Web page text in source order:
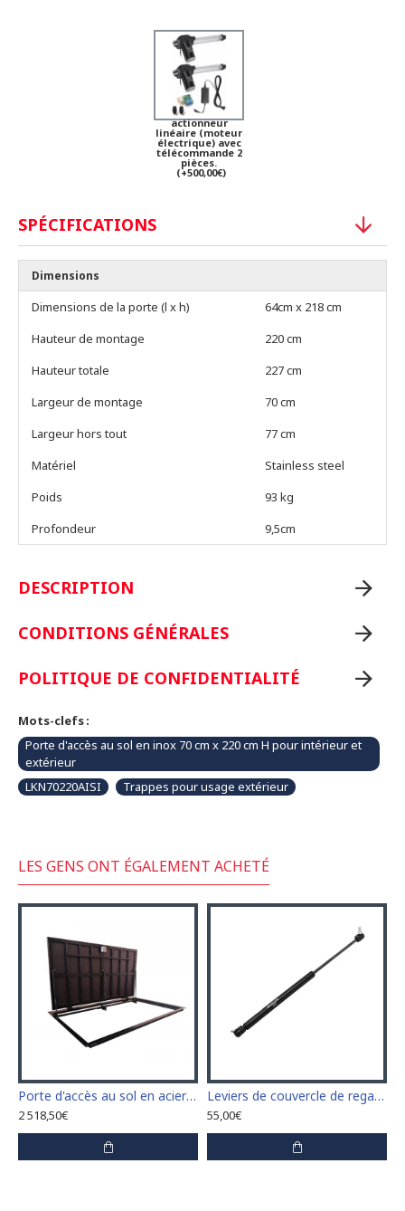
actionneur
linéaire (moteur
électrique) avec
télécommande 2
pièces.
(+500,00€)
SPÉCIFICATIONS
Dimensions
Dimensions de la porte (l x h)
64cm x 218 cm
Hauteur de montage
220 cm
Hauteur totale
227 cm
Largeur de montage
70 cm
Largeur hors tout
77 cm
Matériel
Stainless steel
Poids
93 kg
Profondeur
9,5cm
DESCRIPTION
CONDITIONS GÉNÉRALES
POLITIQUE DE CONFIDENTIALITÉ
Mots-clefs :
Porte d'accès au sol en inox 70 cm x 220 cm H pour intérieur et
extérieur
LKN70220AISI
Trappes pour usage extérieur
LES GENS ONT ÉGALEMENT ACHETÉ
Porte d'accès au sol en acier dimension 100 cm x 230 cm "H"
2 518,50€
Leviers de couvercle de regard (amortisseurs) 60 cm
55,00€